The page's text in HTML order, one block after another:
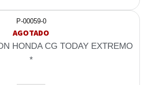
P-00059-0
AGOTADO
HONDA CG TODAY EXTREMO
*